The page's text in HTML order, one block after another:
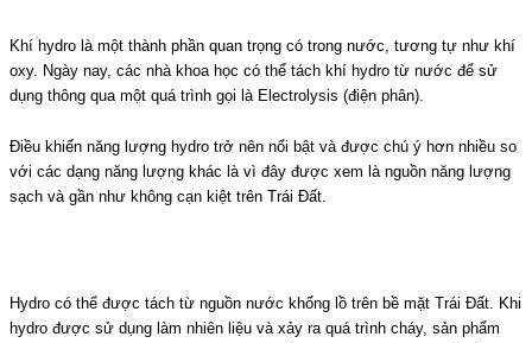
Khí hydro là một thành phần quan trọng có trong nước, tương tự như khí
oxy. Ngày nay, các nhà khoa học có thể tách khí hydro từ nước để sử
dụng thông qua một quá trình gọi là Electrolysis (điện phân).
Điều khiến năng lượng hydro trở nên nổi bật và được chú ý hơn nhiều so
với các dạng năng lượng khác là vì đây được xem là nguồn năng lượng
sạch và gần như không cạn kiệt trên Trái Đất.
Hydro có thể được tách từ nguồn nước khổng lồ trên bề mặt Trái Đất. Khi
hydro được sử dụng làm nhiên liệu và xảy ra quá trình cháy, sản phẩm